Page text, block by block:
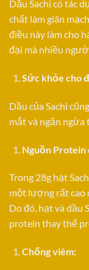
Dầu Sachi có tác
chất làm giãn
điều này làm cho
đại mà nhiều
Sức khỏe cho
Dầu của Sachi
mắt và ngăn ngừa
Nguồn Protein
Trong 28g hạt
một lượng rất cao
Do đó, hạt và dầu
protein thay thế
Chống viêm: